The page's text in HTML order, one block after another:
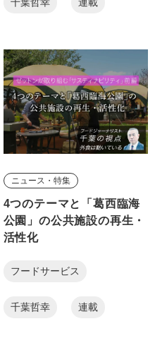
ニュース・特集
4つのテーマと「葛西臨海
公園」の公共施設の再生・
活性化
フードサービス
千葉哲幸 連載